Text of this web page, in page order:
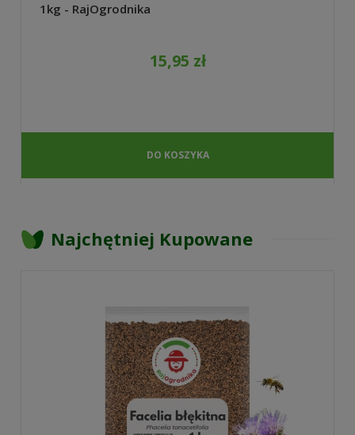
1kg - RajOgrodnika
15,95 zł
DO KOSZYKA
Najchętniej Kupowane